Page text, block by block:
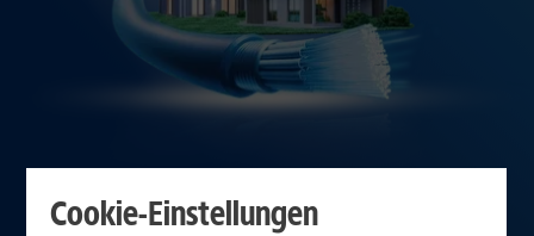
Cookie-Einstellungen